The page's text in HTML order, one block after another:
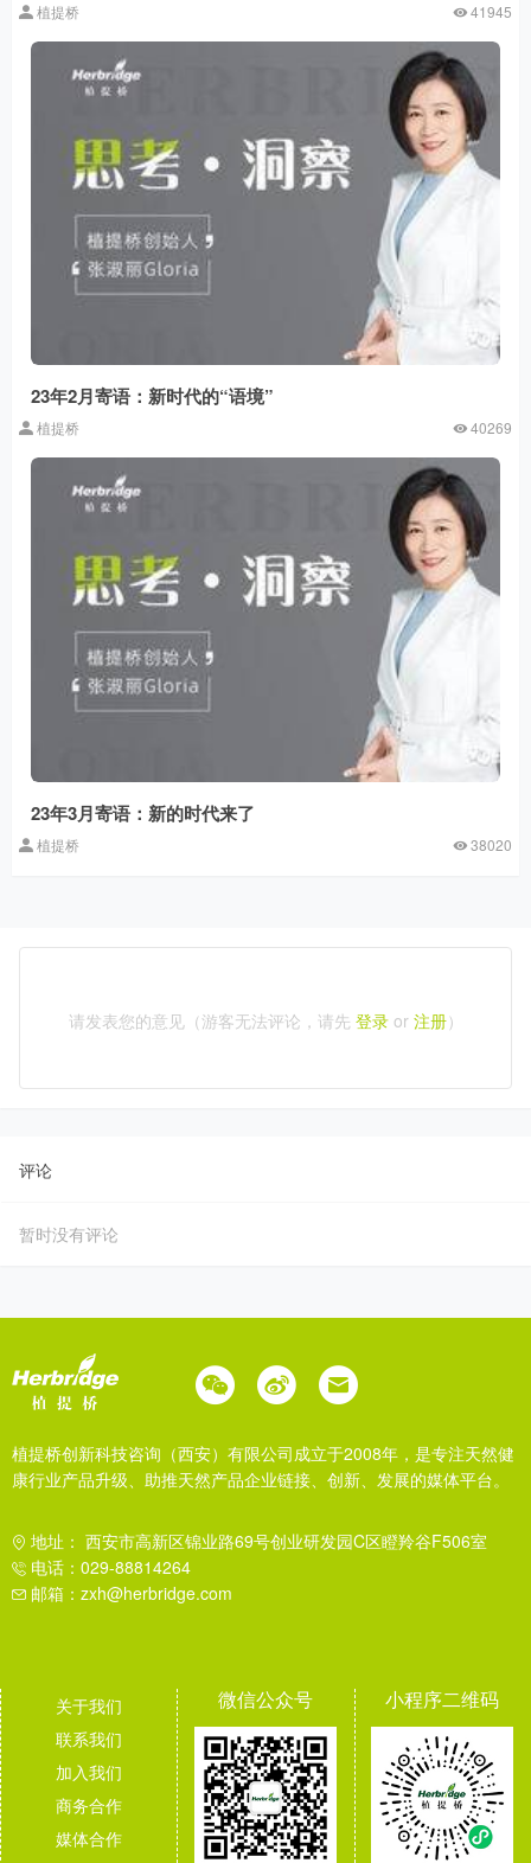
植提桥 41945
23年2月寄语：新时代的“语境”
植提桥 40269
23年3月寄语：新的时代来了
植提桥 38020
请发表您的意见（游客无法评论，请先 登录or 注册）
评论
暂时没有评论
植提桥创新科技咨询（西安）有限公司成立于2008年，是专注天然健
康行业产品升级、助推天然产品企业链接、创新、发展的媒体平台。
地址： 西安市高新区锦业路69号创业研发园C区瞪羚谷F506室
电话：029-88814264
邮箱：zxh@herbridge.com
关于我们
联系我们
加入我们
商务合作
媒体合作
微信公众号 小程序二维码